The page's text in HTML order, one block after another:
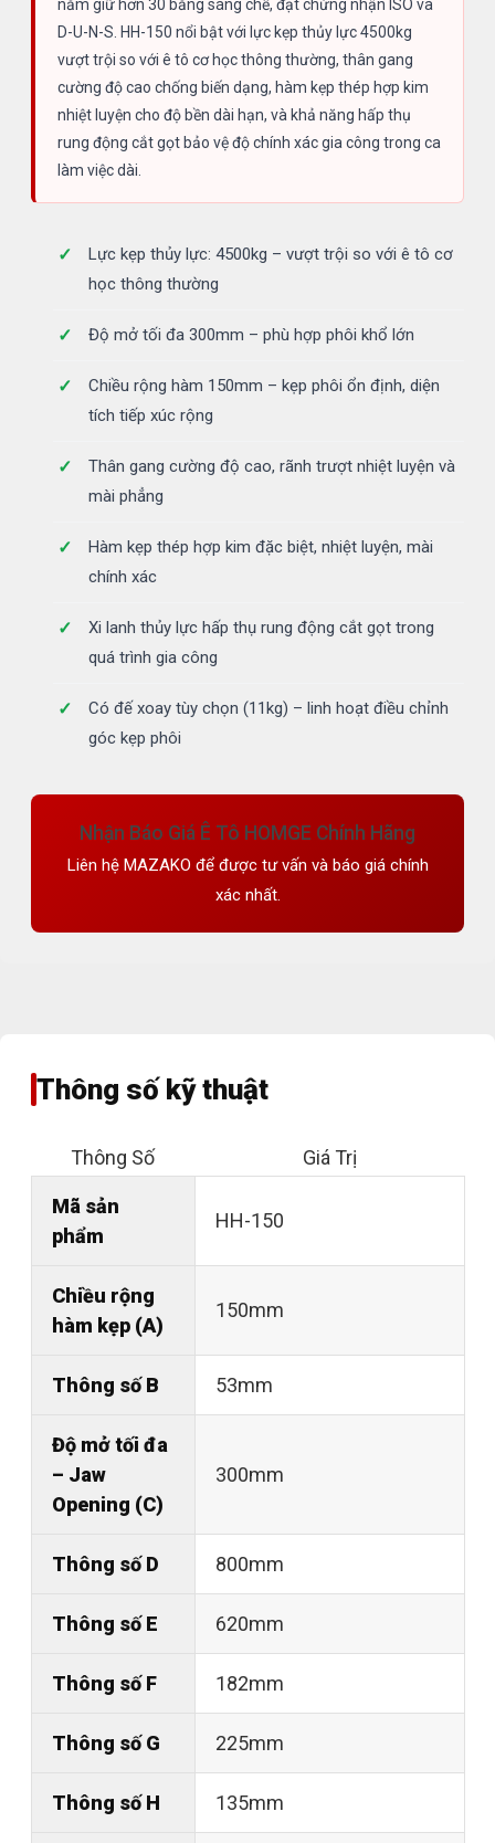
nắm giữ hơn 30 bằng sáng chế, đạt chứng nhận ISO và
D-U-N-S. HH-150 nổi bật với lực kẹp thủy lực 4500kg
vượt trội so với ê tô cơ học thông thường, thân gang
cường độ cao chống biến dạng, hàm kẹp thép hợp kim
nhiệt luyện cho độ bền dài hạn, và khả năng hấp thụ
rung động cắt gọt bảo vệ độ chính xác gia công trong ca
làm việc dài.
Lực kẹp thủy lực: 4500kg – vượt trội so với ê tô cơ
học thông thường
Độ mở tối đa 300mm – phù hợp phôi khổ lớn
Chiều rộng hàm 150mm – kẹp phôi ổn định, diện
tích tiếp xúc rộng
Thân gang cường độ cao, rãnh trượt nhiệt luyện và
mài phẳng
Hàm kẹp thép hợp kim đặc biệt, nhiệt luyện, mài
chính xác
Xi lanh thủy lực hấp thụ rung động cắt gọt trong
quá trình gia công
Có đế xoay tùy chọn (11kg) – linh hoạt điều chỉnh
góc kẹp phôi
Nhận Báo Giá Ê Tô HOMGE Chính Hãng
Liên hệ MAZAKO để được tư vấn và báo giá chính
xác nhất.
Thông số kỹ thuật
Thông Số Giá Trị
Mã sản
phẩm
HH-150
Chiều rộng
hàm kẹp (A)
150mm
Thông số B 53mm
Độ mở tối đa
– Jaw
Opening (C)
300mm
Thông số D 800mm
Thông số E 620mm
Thông số F 182mm
Thông số G 225mm
Thông số H 135mm